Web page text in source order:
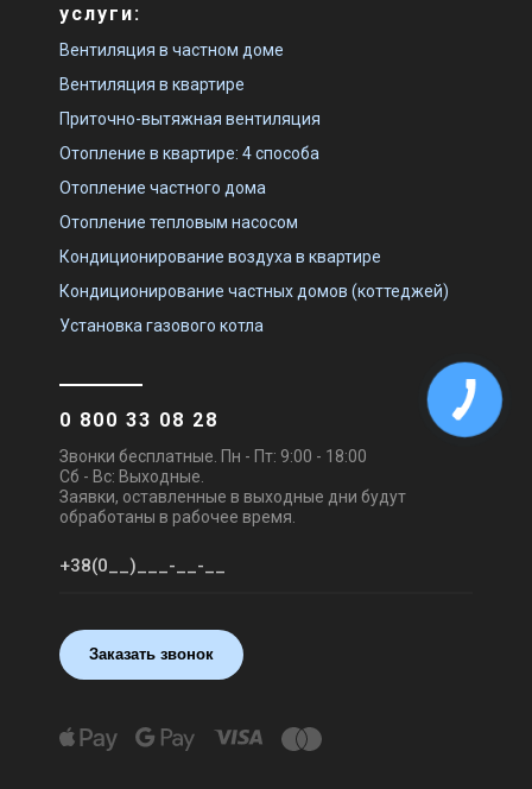
услуги:
Вентиляция в частном доме
Вентиляция в квартире
Приточно-вытяжная вентиляция
Отопление в квартире: 4 способа
Отопление частного дома
Отопление тепловым насосом
Кондиционирование воздуха в квартире
Кондиционирование частных домов (коттеджей)
Установка газового котла
0 800 33 08 28
Звонки бесплатные. Пн - Пт: 9:00 - 18:00
Сб - Вс: Выходные.
Заявки, оставленные в выходные дни будут
обработаны в рабочее время.
Заказать звонок